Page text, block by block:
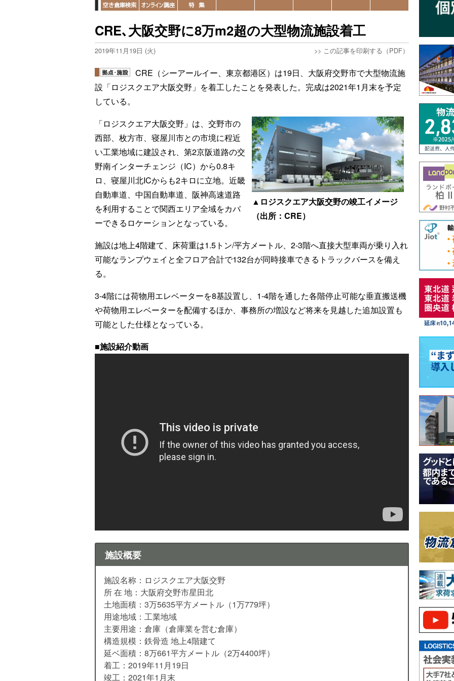
CRE､大阪交野に8万m2超の大型物流施設着工
2019年11月19日 (火) >> この記事を印刷する（PDF）
CRE（シーアールイー、東京都港区）は19日、大阪府交野市で大型物流施
設「ロジスクエア大阪交野」を着工したことを発表した。完成は2021年1月末を予定
している。
▲ロジスクエア大阪交野の竣工イメージ
（出所：CRE）
「ロジスクエア大阪交野」は、交野市の
西部、枚方市、寝屋川市との市境に程近
い工業地域に建設され、第2京阪道路の交
野南インターチェンジ（IC）から0.8キ
ロ、寝屋川北ICからも2キロに立地。近畿
自動車道、中国自動車道、阪神高速道路
を利用することで関西エリア全域をカバ
ーできるロケーションとなっている。
施設は地上4階建て、床荷重は1.5トン/平方メートル、2-3階へ直接大型車両が乗り入れ
可能なランプウェイと全フロア合計で132台が同時接車できるトラックバースを備え
る。
3-4階には荷物用エレベーターを8基設置し、1-4階を通した各階停止可能な垂直搬送機
や荷物用エレベーターを配備するほか、事務所の増設など将来を見越した追加設置も
可能とした仕様となっている。
■施設紹介動画
施設概要
施設名称：ロジスクエア大阪交野
所 在 地：大阪府交野市星田北
土地面積：3万5635平方メートル（1万779坪）
用途地域：工業地域
主要用途：倉庫（倉庫業を営む倉庫）
構造規模：鉄骨造 地上4階建て
延ベ面積：8万661平方メートル（2万4400坪）
着工：2019年11月19日
竣工：2021年1月末